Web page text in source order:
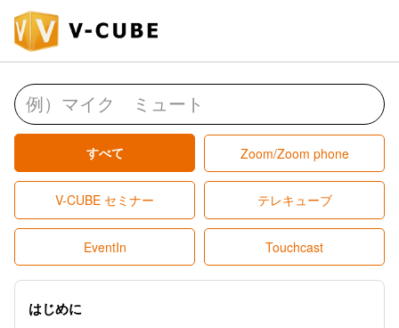
すべて Zoom/Zoom phone
V-CUBE セミナー テレキューブ
EventIn Touchcast
はじめに